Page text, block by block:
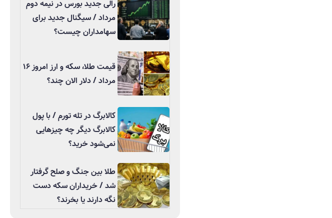
رالی جدید بورس در نیمه دوم
مرداد / سیگنال جدید برای
سهامداران چیست؟
قیمت طلا، سکه و ارز امروز ۱۶
مرداد / دلار الان چند؟
کالابرگ در تله تورم / با پول
کالابرگ دیگر چه چیزهایی
نمی‌شود خرید؟
طلا بین جنگ و صلح گرفتار
شد / خریداران سکه دست
نگه دارند یا بخرند؟